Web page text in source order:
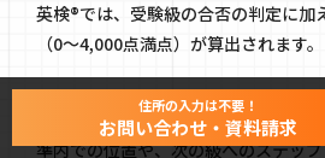
英検®では、受験級の合否の判定に加
（0〜4,000点満点）が算出されます。
このCSEスコアを通じて、受験者は
準内での位置や、次の級へのステッ
住所の入力は不要！
お問い合わせ・資料請求